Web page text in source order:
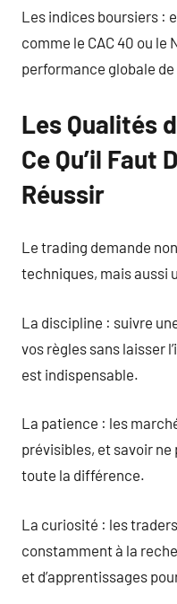
Les indices boursiers :
comme le CAC 40 ou le
performance globale
Les Qualités
Ce Qu’il Faut
Réussir
Le trading demande
techniques, mais aussi
La discipline : suivre
vos règles sans laisser
est indispensable.
La patience : les
prévisibles, et savoir
toute la différence.
La curiosité : les
constamment à la
et d’apprentissages